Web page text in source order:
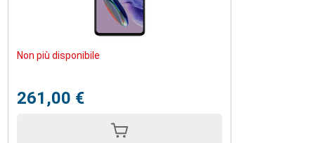
Non più disponibile
261,00 €